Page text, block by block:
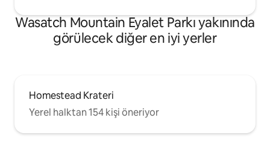
Wasatch Mountain Eyalet Parkı yakınında
görülecek diğer en iyi yerler
Homestead Krateri
Yerel halktan 154 kişi öneriyor